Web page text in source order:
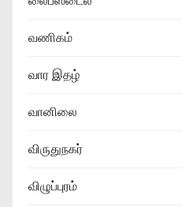
வணிகம்
வார இதழ்
வானிலை
விருதுநகர்
விழுப்புரம்